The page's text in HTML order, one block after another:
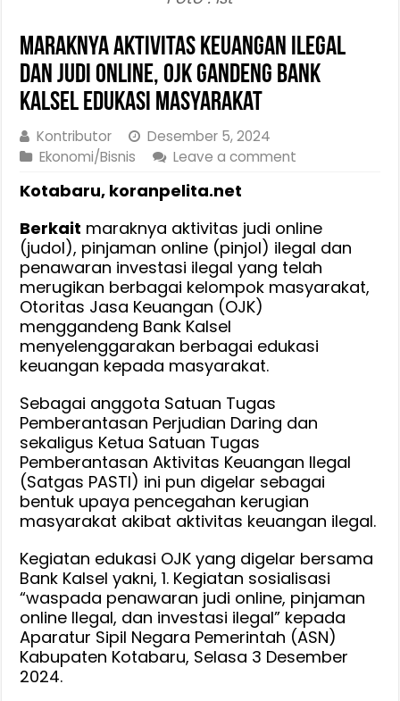
Maraknya Aktivitas Keuangan Ilegal
dan Judi Online, OJK Gandeng Bank
Kalsel Edukasi Masyarakat
Kontributor
Desember 5, 2024
Ekonomi/Bisnis
Leave a comment
Kotabaru, koranpelita.net
Berkait maraknya aktivitas judi online
(judol), pinjaman online (pinjol) ilegal dan
penawaran investasi ilegal yang telah
merugikan berbagai kelompok masyarakat,
Otoritas Jasa Keuangan (OJK)
menggandeng Bank Kalsel
menyelenggarakan berbagai edukasi
keuangan kepada masyarakat.
Sebagai anggota Satuan Tugas
Pemberantasan Perjudian Daring dan
sekaligus Ketua Satuan Tugas
Pemberantasan Aktivitas Keuangan Ilegal
(Satgas PASTI) ini pun digelar sebagai
bentuk upaya pencegahan kerugian
masyarakat akibat aktivitas keuangan ilegal.
Kegiatan edukasi OJK yang digelar bersama
Bank Kalsel yakni, 1. Kegiatan sosialisasi
“waspada penawaran judi online, pinjaman
online Ilegal, dan investasi ilegal” kepada
Aparatur Sipil Negara Pemerintah (ASN)
Kabupaten Kotabaru, Selasa 3 Desember
2024.